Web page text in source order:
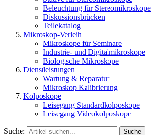
Beleuchtung für Stereomikroskope
Diskussionsbrücken
Teilekatalog
Mikroskop-Verleih
Mikroskope für Seminare
Industrie- und Digitalmikroskope
Biologische Mikroskope
Dienstleistungen
Wartung & Reparatur
Mikroskop Kalibrierung
Kolposkope
Leisegang Standardkolposkope
Leisegang Videokolposkope
Suche: Suche